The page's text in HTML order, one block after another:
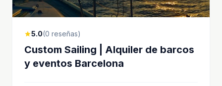
star5.0(0 reseñas)
Custom Sailing | Alquiler de barcos
y eventos Barcelona